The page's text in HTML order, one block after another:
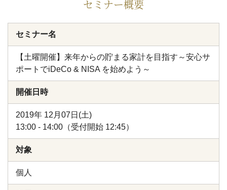
セミナー概要
セミナー名
【土曜開催】来年からの貯まる家計を目指す～安心サ
ポートでiDeCo & NISA を始めよう～
開催日時
2019年 12月07日(土)
13:00 - 14:00（受付開始 12:45）
対象
個人